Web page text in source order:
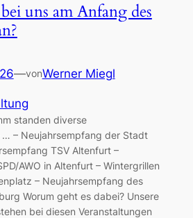
uns am Anfang des
—vonWerner Miegl
standen diverse
– Neujahrsempfang der Stadt
TSV Altenfurt –
AWO in Altenfurt – Wintergrillen
– Neujahrsempfang des
Worum geht es dabei? Unsere
bei diesen Veranstaltungen